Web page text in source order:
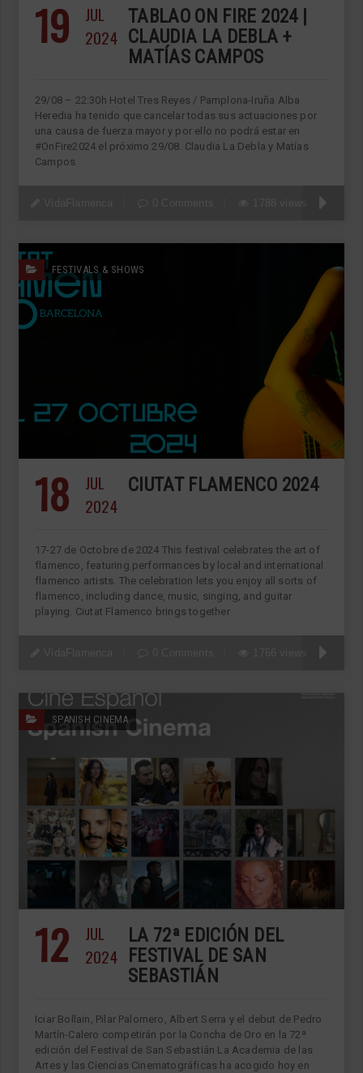
19
JUL
2024
TABLAO ON FIRE 2024 |
CLAUDIA LA DEBLA +
MATÍAS CAMPOS
29/08 – 22:30h Hotel Tres Reyes / Pamplona-Iruña Alba
Heredia ha tenido que cancelar todas sus actuaciones por
una causa de fuerza mayor y por ello no podrá estar en
#OnFire2024 el próximo 29/08. Claudia La Debla y Matías
Campos
FESTIVALS & SHOWS
18
JUL
2024
CIUTAT FLAMENCO 2024
17-27 de Octobre de 2024 This festival celebrates the art of
flamenco, featuring performances by local and international
flamenco artists. The celebration lets you enjoy all sorts of
flamenco, including dance, music, singing, and guitar
playing. Ciutat Flamenco brings together
SPANISH CINEMA
12
JUL
2024
LA 72ª EDICIÓN DEL
FESTIVAL DE SAN
SEBASTIÁN
Iciar Bollain, Pilar Palomero, Albert Serra y el debut de Pedro
Martín-Calero competirán por la Concha de Oro en la 72ª
edición del Festival de San Sebastián La Academia de las
Artes y las Ciencias Cinematográficas ha acogido hoy en